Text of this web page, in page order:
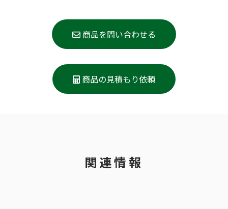
商品を問い合わせる
商品の見積もり依頼
関連情報